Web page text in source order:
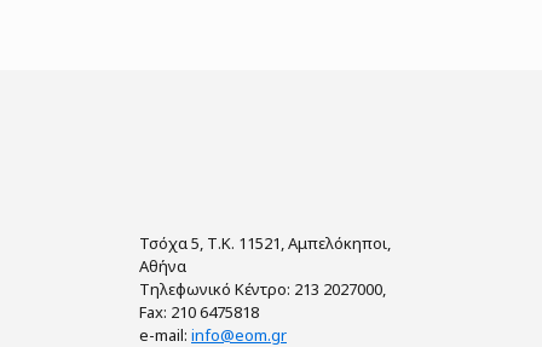
Τσόχα 5, Τ.Κ. 11521, Αμπελόκηποι,
Αθήνα
Τηλεφωνικό Κέντρο: 213 2027000,
Fax: 210 6475818
e-mail: info@eom.gr